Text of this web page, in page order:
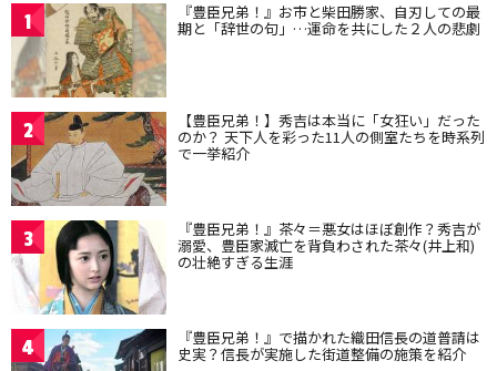
1 『豊臣兄弟！』お市と柴田勝家、自刃しての最
期と「辞世の句」…運命を共にした２人の悲劇
2 【豊臣兄弟！】秀吉は本当に「女狂い」だった
のか？ 天下人を彩った11人の側室たちを時系列
で一挙紹介
3 『豊臣兄弟！』茶々＝悪女はほぼ創作？秀吉が
溺愛、豊臣家滅亡を背負わされた茶々(井上和)
の壮絶すぎる生涯
4 『豊臣兄弟！』で描かれた織田信長の道普請は
史実？信長が実施した街道整備の施策を紹介